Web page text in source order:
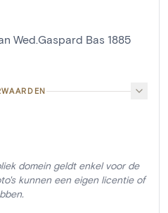
Wed.Gaspard Bas 1885
domein geldt enkel voor de
kunnen een eigen licentie of